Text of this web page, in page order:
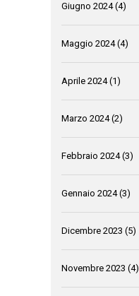
Giugno 2024(4)
Maggio 2024(4)
Aprile 2024(1)
Marzo 2024(2)
Febbraio 2024(3)
Gennaio 2024(3)
Dicembre 2023 (5)
Novembre 2023 (4)